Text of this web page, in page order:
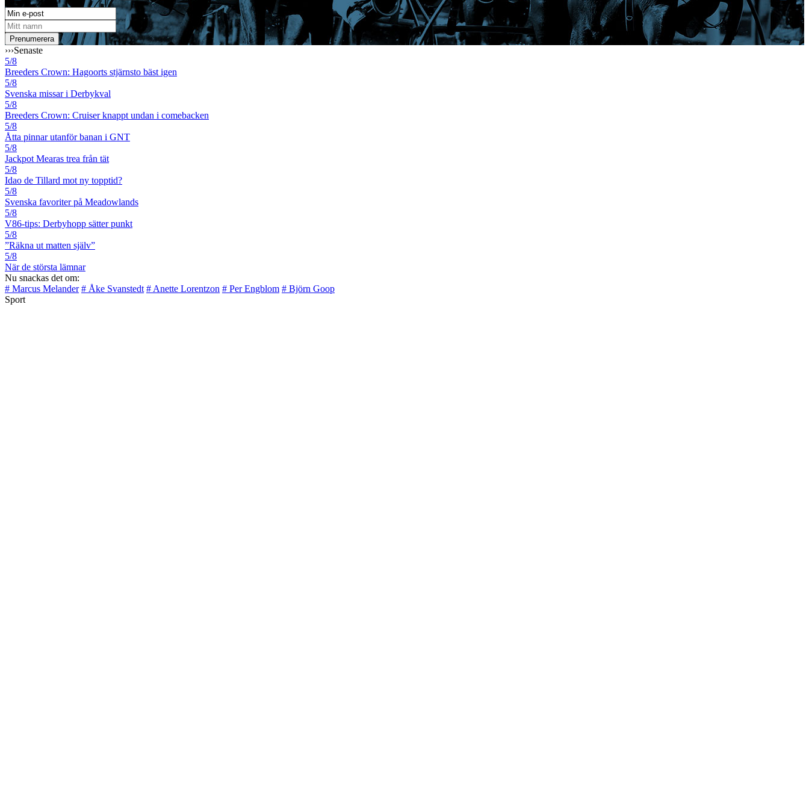
›››Senaste
5/8
Breeders Crown: Hagoorts stjärnsto bäst igen
5/8
Svenska missar i Derbykval
5/8
Breeders Crown: Cruiser knappt undan i comebacken
5/8
Åtta pinnar utanför banan i GNT
5/8
Jackpot Mearas trea från tät
5/8
Idao de Tillard mot ny topptid?
5/8
Svenska favoriter på Meadowlands
5/8
V86-tips: Derbyhopp sätter punkt
5/8
”Räkna ut matten själv”
5/8
När de största lämnar
Nu snackas det om:
# Marcus Melander # Åke Svanstedt # Anette Lorentzon # Per Engblom # Björn Goop
Sport